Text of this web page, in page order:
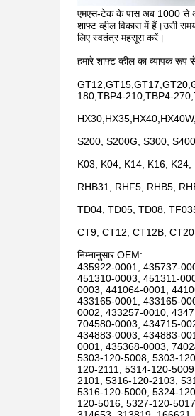
एमएस-टेक के पास अब 1000 से
शाफ्ट व्हील विकास में हैं।उसी
लिए स्वतंत्र महसूस करें।
हमारे शाफ्ट व्हील का व्यापक रूप
180,TBP4-210,TBP4-
S200, S200G, S300,
K03, K04, K14, K16,
RHB31, RHF5, RHB5,
TD04, TD05, TD08,
CT9, CT12, CT12B,
निम्नानुसार OEM:
435922-0001, 435737-
451310-0003, 451311-
0003, 441064-0001,
433165-0001, 433165-
0002, 433257-0010,
704580-0003, 434715-
434883-0003, 434883-
0001, 435368-0003,
5303-120-5008, 5303-
120-2111, 5314-120-
2101, 5316-120-2103,
5316-120-5000, 5324-
120-5016, 5327-120-